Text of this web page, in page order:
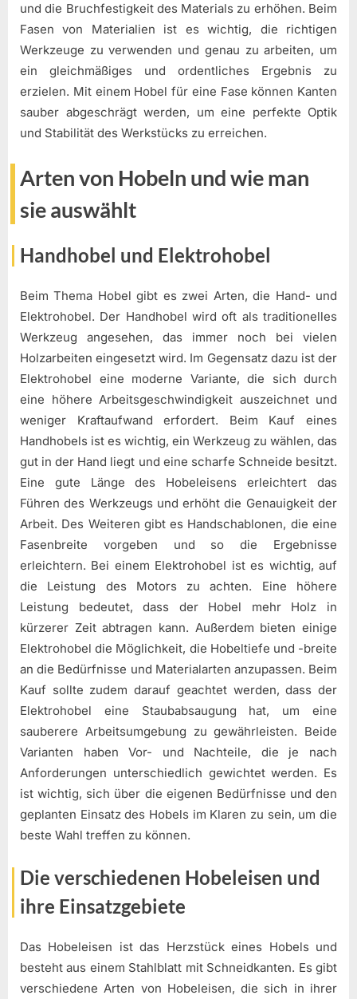
und die Bruchfestigkeit des Materials zu erhöhen. Beim
Fasen von Materialien ist es wichtig, die richtigen
Werkzeuge zu verwenden und genau zu arbeiten, um
ein gleichmäßiges und ordentliches Ergebnis zu
erzielen. Mit einem Hobel für eine Fase können Kanten
sauber abgeschrägt werden, um eine perfekte Optik
und Stabilität des Werkstücks zu erreichen.
Arten von Hobeln und wie man
sie auswählt
Handhobel und Elektrohobel
Beim Thema Hobel gibt es zwei Arten, die Hand- und
Elektrohobel. Der Handhobel wird oft als traditionelles
Werkzeug angesehen, das immer noch bei vielen
Holzarbeiten eingesetzt wird. Im Gegensatz dazu ist der
Elektrohobel eine moderne Variante, die sich durch
eine höhere Arbeitsgeschwindigkeit auszeichnet und
weniger Kraftaufwand erfordert. Beim Kauf eines
Handhobels ist es wichtig, ein Werkzeug zu wählen, das
gut in der Hand liegt und eine scharfe Schneide besitzt.
Eine gute Länge des Hobeleisens erleichtert das
Führen des Werkzeugs und erhöht die Genauigkeit der
Arbeit. Des Weiteren gibt es Handschablonen, die eine
Fasenbreite vorgeben und so die Ergebnisse
erleichtern. Bei einem Elektrohobel ist es wichtig, auf
die Leistung des Motors zu achten. Eine höhere
Leistung bedeutet, dass der Hobel mehr Holz in
kürzerer Zeit abtragen kann. Außerdem bieten einige
Elektrohobel die Möglichkeit, die Hobeltiefe und -breite
an die Bedürfnisse und Materialarten anzupassen. Beim
Kauf sollte zudem darauf geachtet werden, dass der
Elektrohobel eine Staubabsaugung hat, um eine
sauberere Arbeitsumgebung zu gewährleisten. Beide
Varianten haben Vor- und Nachteile, die je nach
Anforderungen unterschiedlich gewichtet werden. Es
ist wichtig, sich über die eigenen Bedürfnisse und den
geplanten Einsatz des Hobels im Klaren zu sein, um die
beste Wahl treffen zu können.
Die verschiedenen Hobeleisen und
ihre Einsatzgebiete
Das Hobeleisen ist das Herzstück eines Hobels und
besteht aus einem Stahlblatt mit Schneidkanten. Es gibt
verschiedene Arten von Hobeleisen, die sich in ihrer